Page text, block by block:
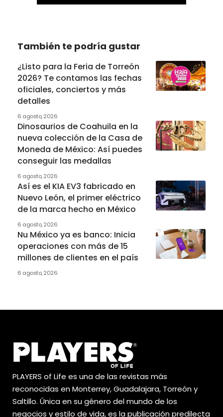
También te podría gustar
¿Listo para la Feria de Torreón
2026? Te contamos las fechas
oficiales, conciertos y más
detalles
6 agosto, 2026
Dinosaurios de Coahuila en la
nueva colección de la Casa de
Moneda de México: Así puedes
conseguir las medallas
6 agosto, 2026
Así es el KIA EV3 fabricado en
Nuevo León, el primer eléctrico
de la marca hecho en México
6 agosto, 2026
Nu México ya es banco: Inicia
operaciones con más de 15
millones de clientes en el país
6 agosto, 2026
PLAYERS of Life es una de las revistas más
reconocidas en Monterrey, Guadalajara, Torreón y
Saltillo. Única en su género del mundo de los
negocios y estilo de vida, es la publicación predilecta